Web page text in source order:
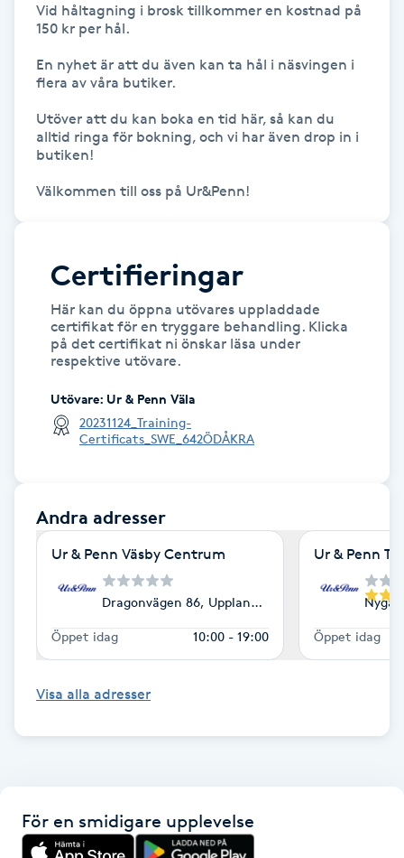
Fransförlängning Volym
Fransk manikyr
Fransrengöring
Friskvård
Friskvårdsmassage
Funktionsanalys
Färgning
Föning
Gel naglar
Gelenaglar
Gellack
Gellack med förstärkning
Gruppträning
Vid håltagning i brosk tillkommer en kostnad på
150 kr per hål.
En nyhet är att du även kan ta hål i näsvingen i
flera av våra butiker.
Utöver att du kan boka en tid här, så kan du
alltid ringa för bokning, och vi har även drop in i
butiken!
Välkommen till oss på Ur&Penn!
Certifieringar
Här kan du öppna utövares uppladdade
certifikat för en tryggare behandling. Klicka
på det certifikat ni önskar läsa under
respektive utövare.
Utövare: Ur & Penn Väla
20231124_Training-
Certificats_SWE_642ÖDÅKRA
Andra adresser
Ur & Penn Väsby Centrum
Dragonvägen 86, Upplands Väsby
Öppet idag 10:00 - 19:00
Ur & Penn
Öppet idag
Visa alla adresser
För en smidigare upplevelse